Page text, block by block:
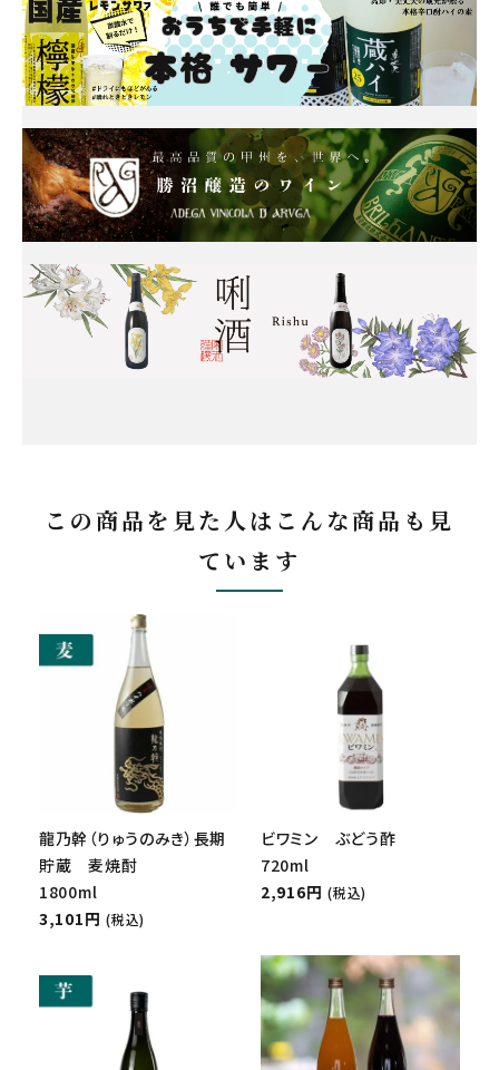
この商品を見た人はこんな商品も見
ています
龍乃幹（りゅうのみき）長期
貯蔵 麦焼酎
1800ml
3,101円 (税込)
ビワミン ぶどう酢
720ml
2,916円 (税込)